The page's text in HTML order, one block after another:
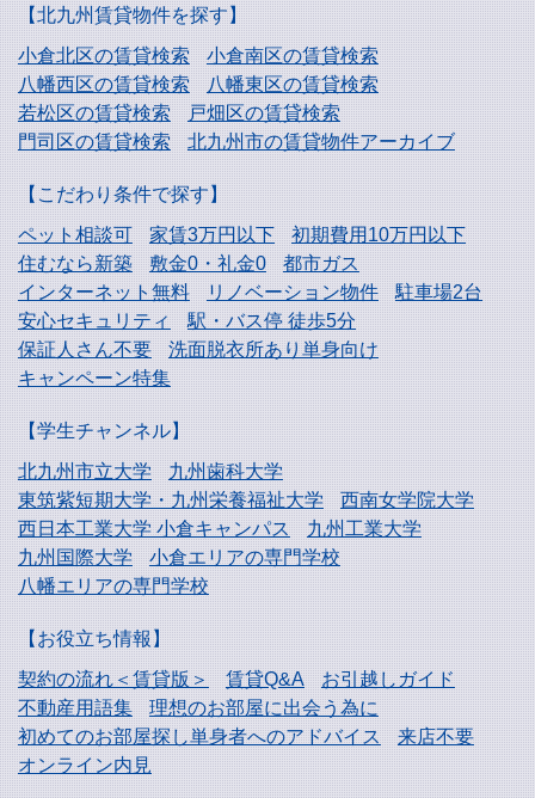
【北九州賃貸物件を探す】
小倉北区の賃貸検索
小倉南区の賃貸検索
八幡西区の賃貸検索
八幡東区の賃貸検索
若松区の賃貸検索
戸畑区の賃貸検索
門司区の賃貸検索
北九州市の賃貸物件アーカイブ
【こだわり条件で探す】
ペット相談可
家賃3万円以下
初期費用10万円以下
住むなら新築
敷金0・礼金0
都市ガス
インターネット無料
リノベーション物件
駐車場2台
安心セキュリティ
駅・バス停 徒歩5分
保証人さん不要
洗面脱衣所あり単身向け
キャンペーン特集
【学生チャンネル】
北九州市立大学
九州歯科大学
東筑紫短期大学・九州栄養福祉大学
西南女学院大学
西日本工業大学小倉キャンパス
九州工業大学
九州国際大学
小倉エリアの専門学校
八幡エリアの専門学校
【お役立ち情報】
契約の流れ＜賃貸版＞
賃貸Q&A
お引越しガイド
不動産用語集
理想のお部屋に出会う為に
初めてのお部屋探し単身者へのアドバイス
来店不要
オンライン内見